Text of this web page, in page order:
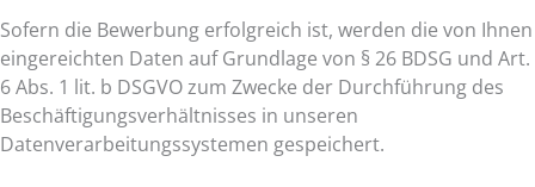
Sofern die Bewerbung erfolgreich ist, werden die von Ihnen
eingereichten Daten auf Grundlage von § 26 BDSG und Art.
6 Abs. 1 lit. b DSGVO zum Zwecke der Durchführung des
Beschäftigungsverhältnisses in unseren
Datenverarbeitungssystemen gespeichert.